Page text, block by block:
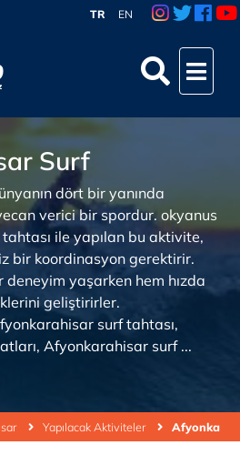
TR EN
Yapılacak Aktiviteler
Surf
dört bir yanında
verici bir spordur. okyanus
ile yapılan bu aktivite,
bir koordinasyon gerektirir.
yaşarken hem hızda
geliştirirler.
surf tahtası,
Afyonkarahisar surf ...